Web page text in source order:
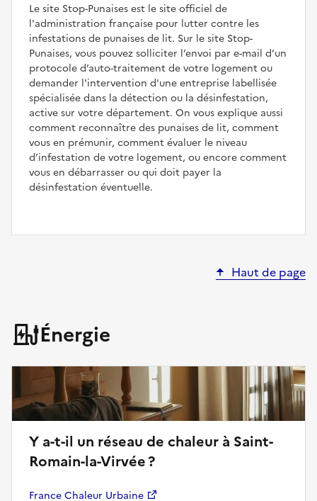
Le site Stop-Punaises est le site officiel de
l'administration française pour lutter contre les
infestations de punaises de lit. Sur le site Stop-
Punaises, vous pouvez solliciter l’envoi par e-mail d’un
protocole d’auto-traitement de votre logement ou
demander l'intervention d'une entreprise labellisée
spécialisée dans la détection ou la désinfestation,
active sur votre département. On vous explique aussi
comment reconnaître des punaises de lit, comment
vous en prémunir, comment évaluer le niveau
d’infestation de votre logement, ou encore comment
vous en débarrasser ou qui doit payer la
désinfestation éventuelle.
Haut de page
Énergie
Y a-t-il un réseau de chaleur à Saint-
Romain-la-Virvée ?
France Chaleur Urbaine